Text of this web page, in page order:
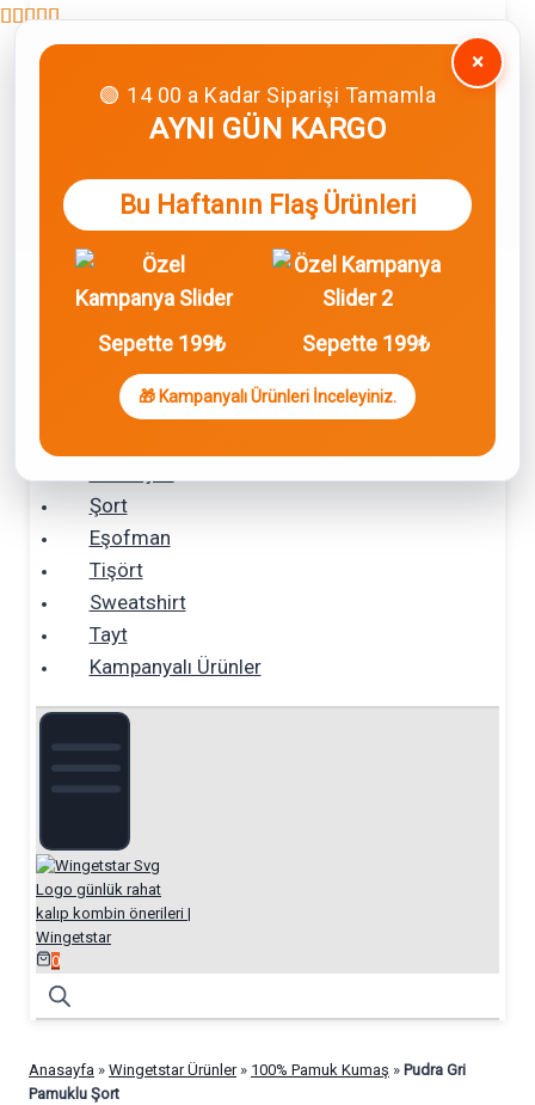
İletişim
🔑 Giriş Yap
Sepetim
Sepetinizde ürün bulunmuyor.
Şort
Eşofman
Tişört
Sweatshirt
Tayt
Kampanyalı Ürünler
0
Anasayfa » Wingetstar Ürünler» 100% Pamuk Kumaş » Pudra Gri
Pamuklu Şort
×
🟢 14 00 a Kadar Siparişi Tamamla
AYNI GÜN KARGO
Bu Haftanın Flaş Ürünleri
Sepette 199₺ Sepette 199₺
🎁 Kampanyalı Ürünleri İnceleyiniz.